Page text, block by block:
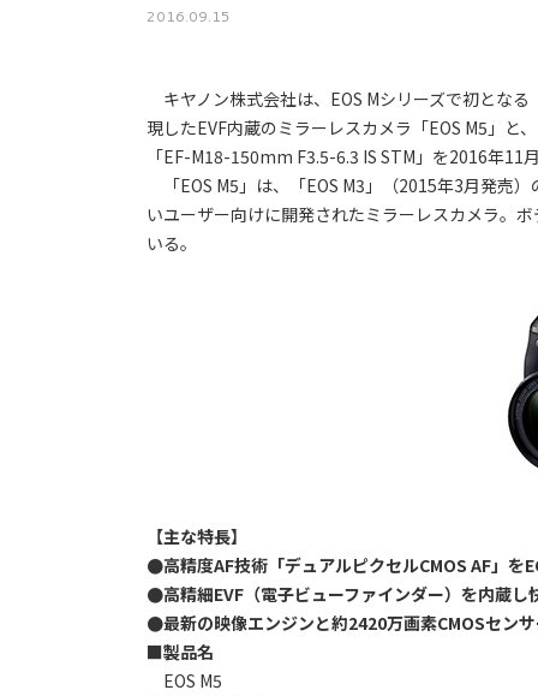
2016.09.15
キヤノン株式会社は、EOS Mシリーズで初とな
現したEVF内蔵のミラーレスカメラ「EOS M5」
「EF-M18-150mm F3.5-6.3 IS STM」を2016年11
「EOS M5」は、「EOS M3」（2015年3月発売
いユーザー向けに開発されたミラーレスカメラ。
いる。
【主な特長】
●高精度AF技術「デュアルピクセルCMOS AF」を
●高精細EVF（電子ビューファインダー）を内蔵し
●最新の映像エンジンと約2420万画素CMOSセン
■製品名
EOS M5